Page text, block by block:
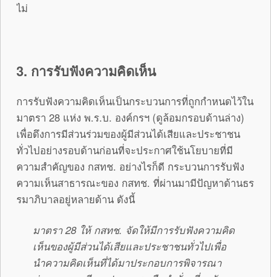
ไม่
3. การรับฟังความคิดเห็น
การรับฟังความคิดเห็นเป็นกระบวนการที่ถูกกำหนดไว้ใน
มาตรา 28 แห่ง พ.ร.บ. องค์กรฯ (ดูล้อมกรอบด้านล่าง)
เพื่อดึงการมีส่วนร่วมของผู้มีส่วนได้เสียและประชาชน
ทั่วไปอย่างรอบด้านก่อนที่จะประกาศใช้นโยบายที่มี
ความสำคัญของ กสทช. อย่างไรก็ดี กระบวนการรับฟัง
ความเห็นสาธารณะของ กสทช. ที่ผ่านมามีปัญหาด้านธร
รมาภิบาลอยู่หลายด้าน ดังนี้
มาตรา 28 ให้ กสทช. จัดให้มีการรับฟังความคิด
เห็นของผู้มีส่วนได้เสียและประชาชนทั่วไปเพื่อ
นำความคิดเห็นที่ได้มาประกอบการพิจารณา